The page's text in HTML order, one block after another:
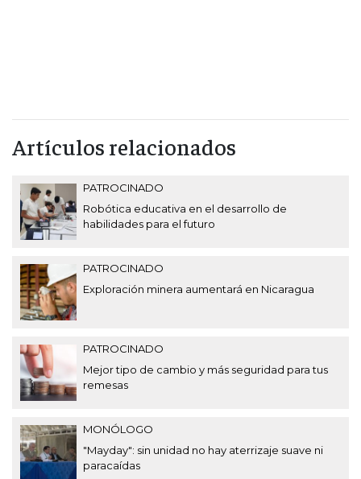
Artículos relacionados
PATROCINADO
Robótica educativa en el desarrollo de
habilidades para el futuro
PATROCINADO
Exploración minera aumentará en Nicaragua
PATROCINADO
Mejor tipo de cambio y más seguridad para tus
remesas
MONÓLOGO
"Mayday": sin unidad no hay aterrizaje suave ni
paracaídas